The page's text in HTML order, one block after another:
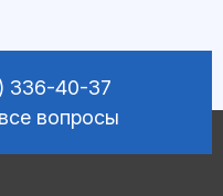
336-40-37
вопросы